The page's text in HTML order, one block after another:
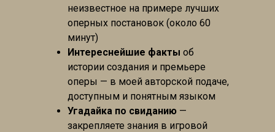
неизвестное на примере лучших
оперных постановок (около 60
минут)
Интереснейшие факты об
истории создания и премьере
оперы — в моей авторской подаче,
доступным и понятным языком
Угадайка по свиданию —
закрепляете знания в игровой